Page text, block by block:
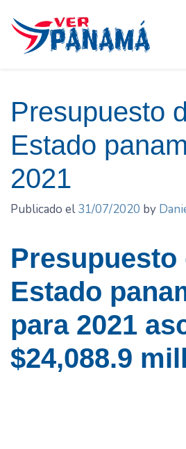
contenido
Presupuesto
Estado
2021
Publicado el31/07/2020 by
Presupuesto
Estado
para 2021
$24,088.9